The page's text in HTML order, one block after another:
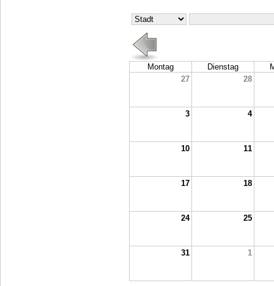
Montag Dienstag
27
28
3 4
10 11
17 18
24 25
31 1